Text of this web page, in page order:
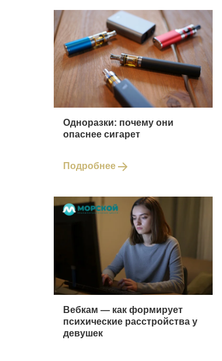
Одноразки: почему они
опаснее сигарет
Подробнее
Вебкам ― как формирует
психические расстройства у
девушек